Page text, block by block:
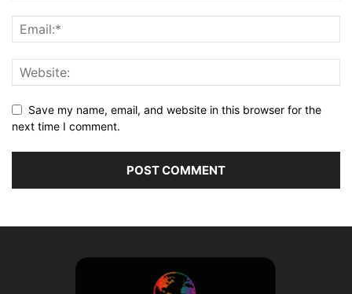
Save my name, email, and website in this browser for the
next time I comment.